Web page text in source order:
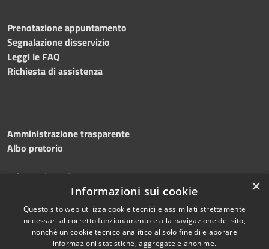
Prenotazione appuntamento
Segnalazione disservizio
Leggi le FAQ
Richiesta di assistenza
Amministrazione trasparente
Albo pretorio
Informativa privacy
Dichiarazione di accessibilità
×
Informazioni sui cookie
Questo sito web utilizza cookie tecnici e assimilati strettamente
necessari al corretto funzionamento e alla navigazione del sito,
nonché un cookie tecnico analitico al solo fine di elaborare
informazioni statistiche, aggregate e anonime.